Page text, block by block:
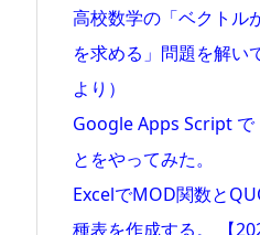
高校数学の「ベクトル
を求める」問題を解い
より）
Google Apps Script で
とをやってみた。
ExcelでMOD関数と
種表を作成する。 【